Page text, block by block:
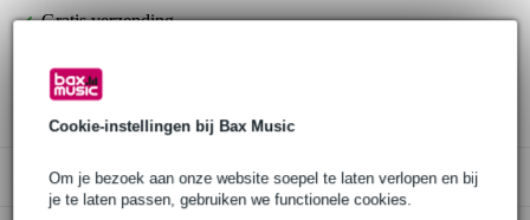
Cookie-instellingen bij Bax Music
Om je bezoek aan onze website soepel te laten verlopen en bij
je te laten passen, gebruiken we functionele cookies.
Gratis verzending
3 jaar Bax Music garantie
Alleen geschikt voor: